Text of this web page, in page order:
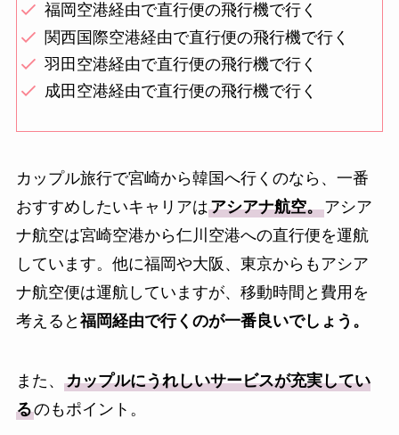
福岡空港経由で直行便の飛行機で行く
関西国際空港経由で直行便の飛行機で行く
羽田空港経由で直行便の飛行機で行く
成田空港経由で直行便の飛行機で行く
カップル旅行で宮崎から韓国へ行くのなら、一番
おすすめしたいキャリアはアシアナ航空。アシア
ナ航空は宮崎空港から仁川空港への直行便を運航
しています。他に福岡や大阪、東京からもアシア
ナ航空便は運航していますが、移動時間と費用を
考えると 福岡経由で行くのが一番良いでしょう。
また、 カップルにうれしいサービスが充実してい
るのもポイント。